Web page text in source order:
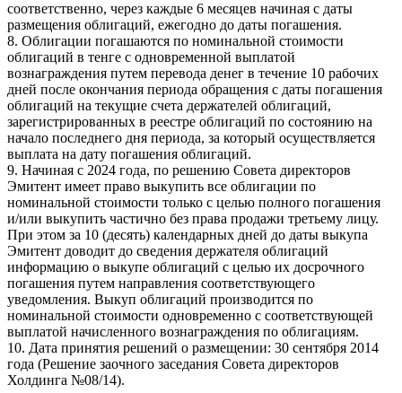
соответственно, через каждые 6 месяцев начиная с даты
размещения облигаций, ежегодно до даты погашения.
8. Облигации погашаются по номинальной стоимости
облигаций в тенге с одновременной выплатой
вознаграждения путем перевода денег в течение 10 рабочих
дней после окончания периода обращения с даты погашения
облигаций на текущие счета держателей облигаций,
зарегистрированных в реестре облигаций по состоянию на
начало последнего дня периода, за который осуществляется
выплата на дату погашения облигаций.
9. Начиная с 2024 года, по решению Совета директоров
Эмитент имеет право выкупить все облигации по
номинальной стоимости только с целью полного погашения
и/или выкупить частично без права продажи третьему лицу.
При этом за 10 (десять) календарных дней до даты выкупа
Эмитент доводит до сведения держателя облигаций
информацию о выкупе облигаций с целью их досрочного
погашения путем направления соответствующего
уведомления. Выкуп облигаций производится по
номинальной стоимости одновременно с соответствующей
выплатой начисленного вознаграждения по облигациям.
10. Дата принятия решений о размещении: 30 сентября 2014
года (Решение заочного заседания Совета директоров
Холдинга №08/14).